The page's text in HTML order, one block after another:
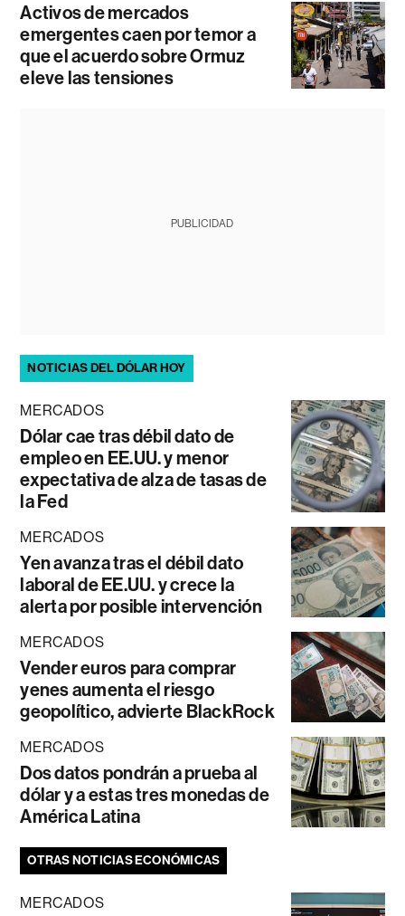
Activos de mercados
emergentes caen por temor a
que el acuerdo sobre Ormuz
eleve las tensiones
PUBLICIDAD
NOTICIAS DEL DÓLAR HOY
MERCADOS
Dólar cae tras débil dato de
empleo en EE.UU. y menor
expectativa de alza de tasas de
la Fed
MERCADOS
Yen avanza tras el débil dato
laboral de EE.UU. y crece la
alerta por posible intervención
MERCADOS
Vender euros para comprar
yenes aumenta el riesgo
geopolítico, advierte BlackRock
MERCADOS
Dos datos pondrán a prueba al
dólar y a estas tres monedas de
América Latina
OTRAS NOTICIAS ECONÓMICAS
MERCADOS